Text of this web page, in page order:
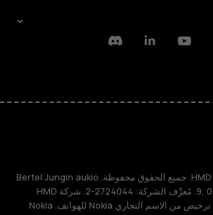
Youtube
Linkedin
Discord
TM و © 2026 HMD Global. جميع الحقوق محفوظة. Bertel Jungin aukio
9, 02600 Espoo, Finland. مُعرِّف الشركة: 2724044-2. شركة HMD
Global Oy حاصلة على ترخيص من الاسم التجاري Nokia للهواتف. Nokia